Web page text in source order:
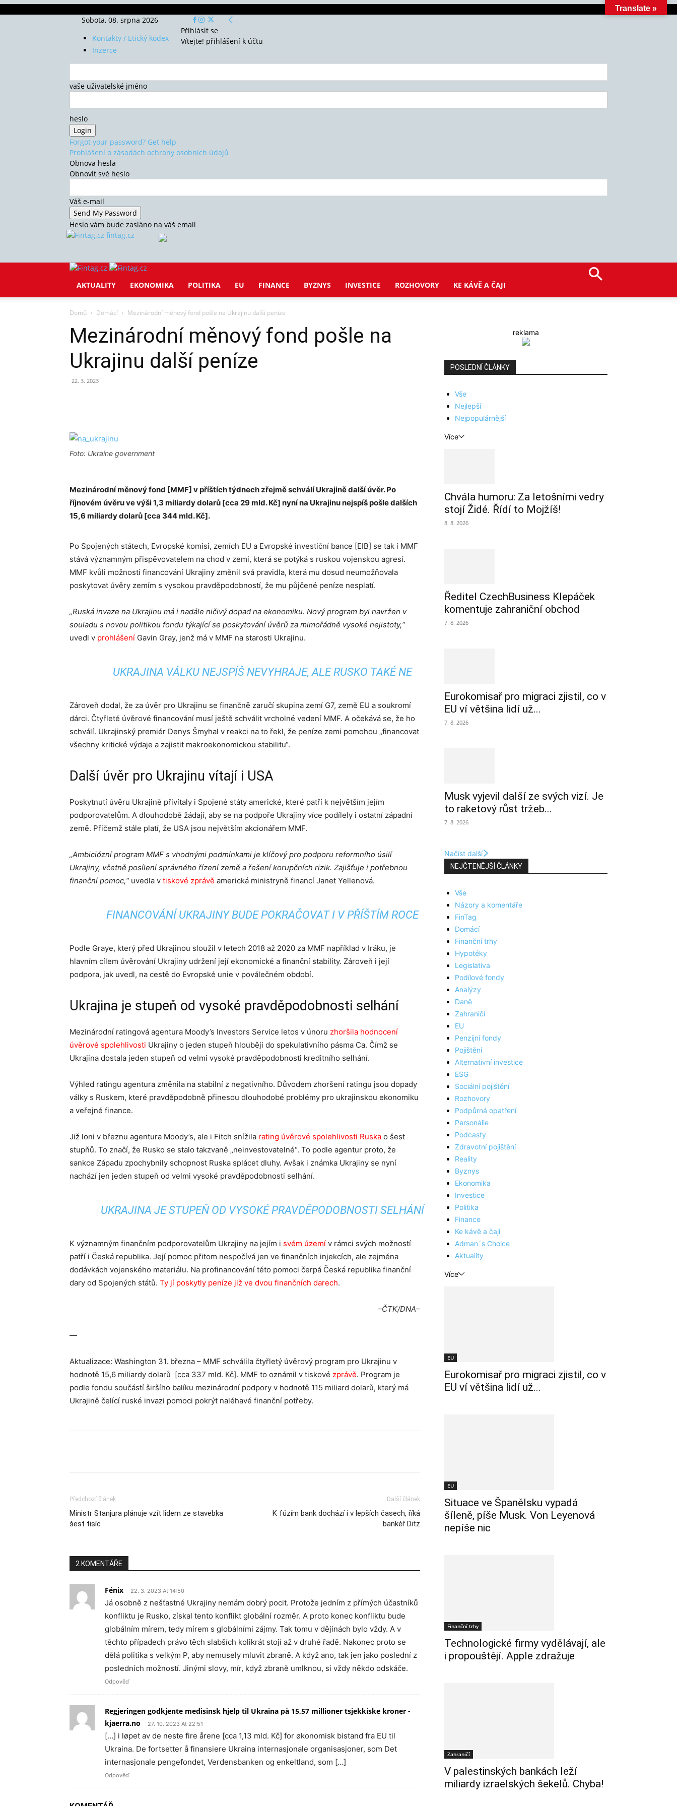
Sobota, 08. srpna 2026
Kontakty / Etický kodex
Inzerce
Přihlásit se
Vítejte! přihlášení k účtu
vaše uživatelské jméno
heslo
Forgot your password? Get help
Prohlášení o zásadách ochrany osobních údajů
Obnova hesla
Obnovit své heslo
Váš e-mail
Heslo vám bude zasláno na váš email
fintag.cz
AKTUALITY EKONOMIKA POLITIKA EU FINANCE BYZNYS INVESTICE ROZHOVORY KE KÁVĚ A ČAJI
Domů Domácí Mezinárodní měnový fond pošle na Ukrajinu další peníze
Mezinárodní měnový fond pošle na
Ukrajinu další peníze
22. 3. 2023
Foto: Ukraine government
Mezinárodní měnový fond [MMF] v příštích týdnech zřejmě schválí Ukrajině další úvěr. Po
říjnovém úvěru ve výši 1,3 miliardy dolarů [cca 29 mld. Kč] nyní na Ukrajinu nejspíš pošle dalších
15,6 miliardy dolarů [cca 344 mld. Kč].
Po Spojených státech, Evropské komisi, zemích EU a Evropské investiční bance [EIB] se tak i MMF
stává významným přispěvovatelem na chod v zemi, která se potýká s ruskou vojenskou agresí.
MMF kvůli možnosti financování Ukrajiny změnil svá pravidla, která mu dosud neumožňovala
poskytovat úvěry zemím s vysokou pravděpodobností, že mu půjčené peníze nesplatí.
„Ruská invaze na Ukrajinu má i nadále ničivý dopad na ekonomiku. Nový program byl navržen v
souladu s novou politikou fondu týkající se poskytování úvěrů za mimořádně vysoké nejistoty,“
uvedl v prohlášení Gavin Gray, jenž má v MMF na starosti Ukrajinu.
UKRAJINA VÁLKU NEJSPÍŠ NEVYHRAJE, ALE RUSKO TAKÉ NE
Zároveň dodal, že za úvěr pro Ukrajinu se finančně zaručí skupina zemí G7, země EU a soukromí
dárci. Čtyřleté úvěrové financování musí ještě schválit vrcholné vedení MMF. A očekává se, že ho
schválí. Ukrajinský premiér Denys Šmyhal v reakci na to řekl, že peníze zemi pomohou „financovat
všechny kritické výdaje a zajistit makroekonomickou stabilitu“.
Další úvěr pro Ukrajinu vítají i USA
Poskytnutí úvěru Ukrajině přivítaly i Spojené státy americké, které patří k největším jejím
podporovatelům. A dlouhodobě žádají, aby se na podpoře Ukrajiny více podílely i ostatní západní
země. Přičemž stále platí, že USA jsou největším akcionářem MMF.
„Ambiciózní program MMF s vhodnými podmínkami je klíčový pro podporu reformního úsilí
Ukrajiny, včetně posílení správného řízení země a řešení korupčních rizik. Zajišťuje i potřebnou
finanční pomoc,“uvedla v tiskové zprávě americká ministryně financí Janet Yellenová.
FINANCOVÁNÍ UKRAJINY BUDE POKRAČOVAT I V PŘÍŠTÍM ROCE
Podle Graye, který před Ukrajinou sloužil v letech 2018 až 2020 za MMF například v Iráku, je
hlavním cílem úvěrování Ukrajiny udržení její ekonomické a finanční stability. Zároveň i její
podpora, jak uvedl, na cestě do Evropské unie v poválečném období.
Ukrajina je stupeň od vysoké pravděpodobnosti selhání
Mezinárodní ratingová agentura Moody’s Investors Service letos v únoru zhoršila hodnocení
úvěrové spolehlivosti Ukrajiny o jeden stupeň hlouběji do spekulativního pásma Ca. Čímž se
Ukrajina dostala jeden stupeň od velmi vysoké pravděpodobnosti kreditního selhání.
Výhled ratingu agentura změnila na stabilní z negativního. Důvodem zhoršení ratingu jsou dopady
války s Ruskem, které pravděpodobně přinesou dlouhodobé problémy pro ukrajinskou ekonomiku
a veřejné finance.
Již loni v březnu agentura Moody’s, ale i Fitch snížila rating úvěrové spolehlivosti Ruska o šest
stupňů. To značí, že Rusko se stalo takzvaně „neinvestovatelné“. To podle agentur proto, že
sankce Západu zpochybnily schopnost Ruska splácet dluhy. Avšak i známka Ukrajiny se nyní
nachází jen jeden stupeň od velmi vysoké pravděpodobnosti selhání.
UKRAJINA JE STUPEŇ OD VYSOKÉ PRAVDĚPODOBNOSTI SELHÁNÍ
K významným finančním podporovatelům Ukrajiny na jejím i svém území v rámci svých možností
patří i Česká republika. Její pomoc přitom nespočívá jen ve finančních injekcích, ale zejména
dodávkách vojenského materiálu. Na profinancování této pomoci čerpá Česká republika finanční
dary od Spojených států. Ty jí poskytly peníze již ve dvou finančních darech.
–ČTK/DNA–
—
Aktualizace: Washington 31. března – MMF schválila čtyřletý úvěrový program pro Ukrajinu v
hodnotě 15,6 miliardy dolarů [cca 337 mld. Kč]. MMF to oznámil v tiskové zprávě. Program je
podle fondu součástí širšího balíku mezinárodní podpory v hodnotě 115 miliard dolarů, který má
Ukrajině čelící ruské invazi pomoci pokrýt naléhavé finanční potřeby.
Předchozí článek
Ministr Stanjura plánuje vzít lidem ze stavebka
šest tisíc
Další článek
K fúzím bank dochází i v lepších časech, říká
bankéř Ditz
2 KOMENTÁŘE
Fénix 22. 3. 2023 At 14:50
Já osobně z nešťastné Ukrajiny nemám dobrý pocit. Protože jedním z přímých účastníků
konfliktu je Rusko, získal tento konflikt globální rozměr. A proto konec konfliktu bude
globálním mírem, tedy mírem s globálními zájmy. Tak tomu v dějinách bylo vždy. A v
těchto případech právo těch slabších kolikrát stojí až v druhé řadě. Nakonec proto se
dělá politika s velkým P, aby nemusely mluvit zbraně. A když ano, tak jen jako poslední z
posledních možností. Jinými slovy, mír, když zbraně umlknou, si vždy někdo odskáče.
Odpověď
Regjeringen godkjente medisinsk hjelp til Ukraina på 15,57 millioner tsjekkiske kroner -
kjaerra.no
27. 10. 2023 At 22:51
[…] i løpet av de neste fire årene [cca 1,13 mld. Kč] for økonomisk bistand fra EU til
Ukraina. De fortsetter å finansiere Ukraina internasjonale organisasjoner, som Det
internasjonale pengefondet, Verdensbanken og enkeltland, som […]
Odpověď
reklama
POSLEDNÍ ČLÁNKY
Vše
Nejlepší
Nejpopulárnější
Více
Chvála humoru: Za letošními vedry
stojí Židé. Řídí to Mojžíš!
8. 8. 2026
Ředitel CzechBusiness Klepáček
komentuje zahraniční obchod
7. 8. 2026
Eurokomisař pro migraci zjistil, co v
EU ví většina lidí už...
7. 8. 2026
Musk vyjevil další ze svých vizí. Je
to raketový růst tržeb...
7. 8. 2026
Načíst další
NEJČTENĚJŠÍ ČLÁNKY
Vše
Názory a komentáře
FinTag
Domácí
Finanční trhy
Hypotéky
Legislativa
Podílové fondy
Analýzy
Daně
Zahraničí
EU
Penzijní fondy
Pojištění
Alternativní investice
ESG
Sociální pojištění
Rozhovory
Podpůrná opatření
Personálie
Podcasty
Zdravotní pojištění
Reality
Byznys
Ekonomika
Investice
Politika
Finance
Ke kávě a čaji
Adman´s Choice
Aktuality
Více
EU
Eurokomisař pro migraci zjistil, co v
EU ví většina lidí už...
EU
Situace ve Španělsku vypadá
šíleně, píše Musk. Von Leyenová
nepíše nic
Finanční trhy
Technologické firmy vydělávají, ale
i propouštějí. Apple zdražuje
Zahraničí
V palestinských bankách leží
miliardy izraelských šekelů. Chyba!
Translate »